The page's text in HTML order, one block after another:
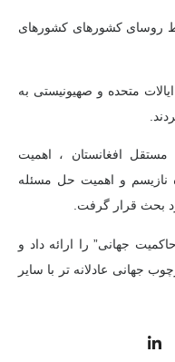
تا 6 سپتامبر توسط روسای کشورهای کشورهای
متحده و صهیونیستی به
مستقل افغانستان ، اهمیت
نازیسم و ​​اهمیت حل مسئله
بحث قرار گرفت.
جهانی” را ارائه داد و
جهانی عادلانه تر با سایر